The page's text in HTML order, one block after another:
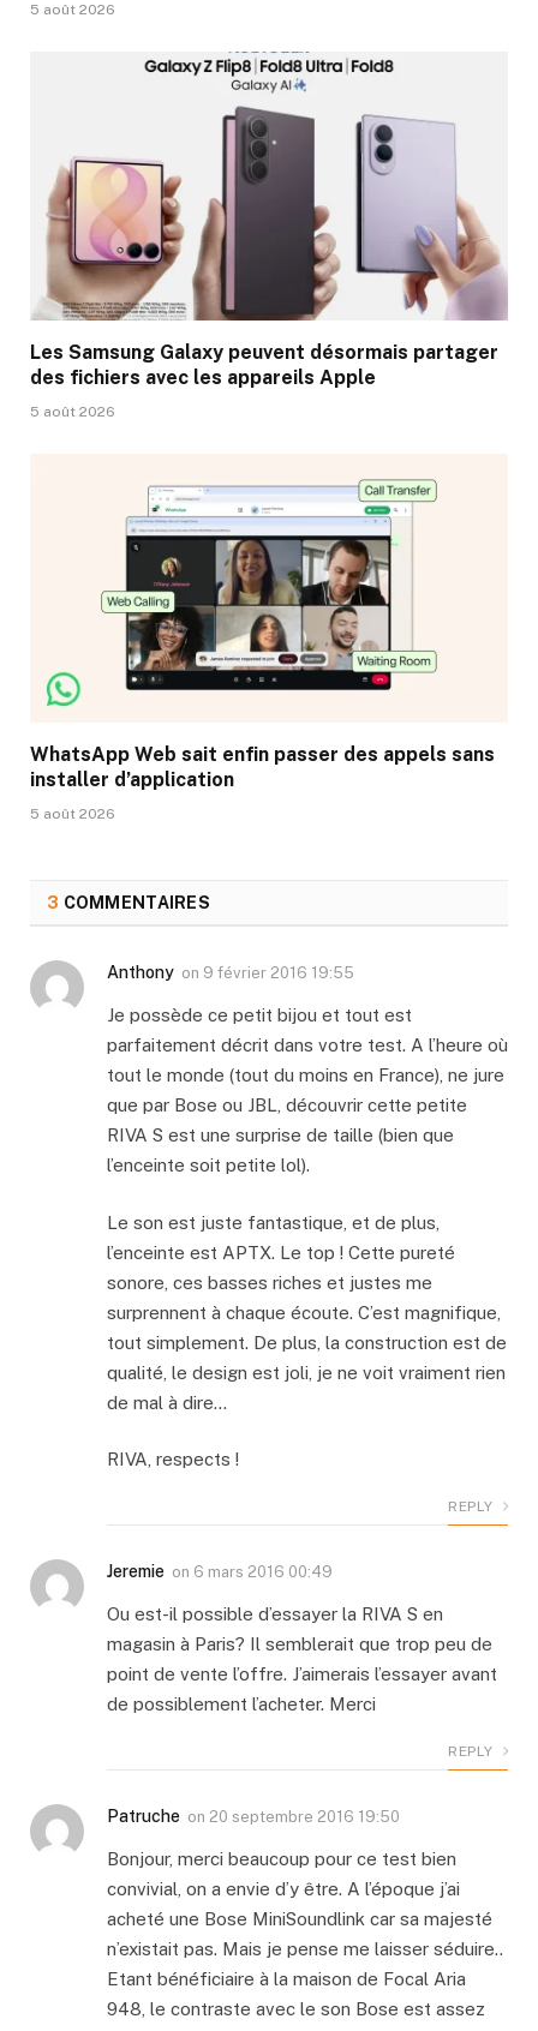
5 août 2026
Les Samsung Galaxy peuvent désormais partager
des fichiers avec les appareils Apple
5 août 2026
WhatsApp Web sait enfin passer des appels sans
installer d’application
5 août 2026
3 COMMENTAIRES
Anthony on 9 février 2016 19:55
Je possède ce petit bijou et tout est
parfaitement décrit dans votre test. A l’heure où
tout le monde (tout du moins en France), ne jure
que par Bose ou JBL, découvrir cette petite
RIVA S est une surprise de taille (bien que
l’enceinte soit petite lol).
Le son est juste fantastique, et de plus,
l’enceinte est APTX. Le top ! Cette pureté
sonore, ces basses riches et justes me
surprennent à chaque écoute. C’est magnifique,
tout simplement. De plus, la construction est de
qualité, le design est joli, je ne voit vraiment rien
de mal à dire…
RIVA, respects !
REPLY
Jeremie on 6 mars 2016 00:49
Ou est-il possible d’essayer la RIVA S en
magasin à Paris? Il semblerait que trop peu de
point de vente l’offre. J’aimerais l’essayer avant
de possiblement l’acheter. Merci
REPLY
Patruche on 20 septembre 2016 19:50
Bonjour, merci beaucoup pour ce test bien
convivial, on a envie d’y être. A l’époque j’ai
acheté une Bose MiniSoundlink car sa majesté
n’existait pas. Mais je pense me laisser séduire..
Etant bénéficiaire à la maison de Focal Aria
948, le contraste avec le son Bose est assez